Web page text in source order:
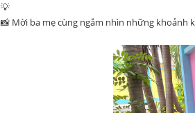
💡
📸 Mời ba mẹ cùng ngắm nhìn những khoảnh